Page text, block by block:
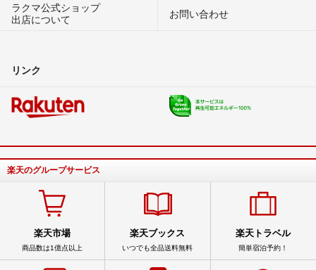
ラクマ公式ショップ
出店について
お問い合わせ
リンク
楽天のグループサービス
楽天市場
商品数は1億点以上
楽天ブックス
いつでも全品送料無料
楽天トラベル
簡単宿泊予約！